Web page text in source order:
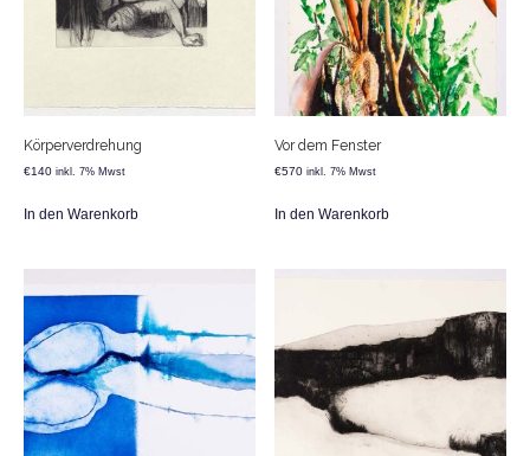
Körperverdrehung
€140 inkl. 7% Mwst
In den Warenkorb
Vor dem Fenster
€570 inkl. 7% Mwst
In den Warenkorb